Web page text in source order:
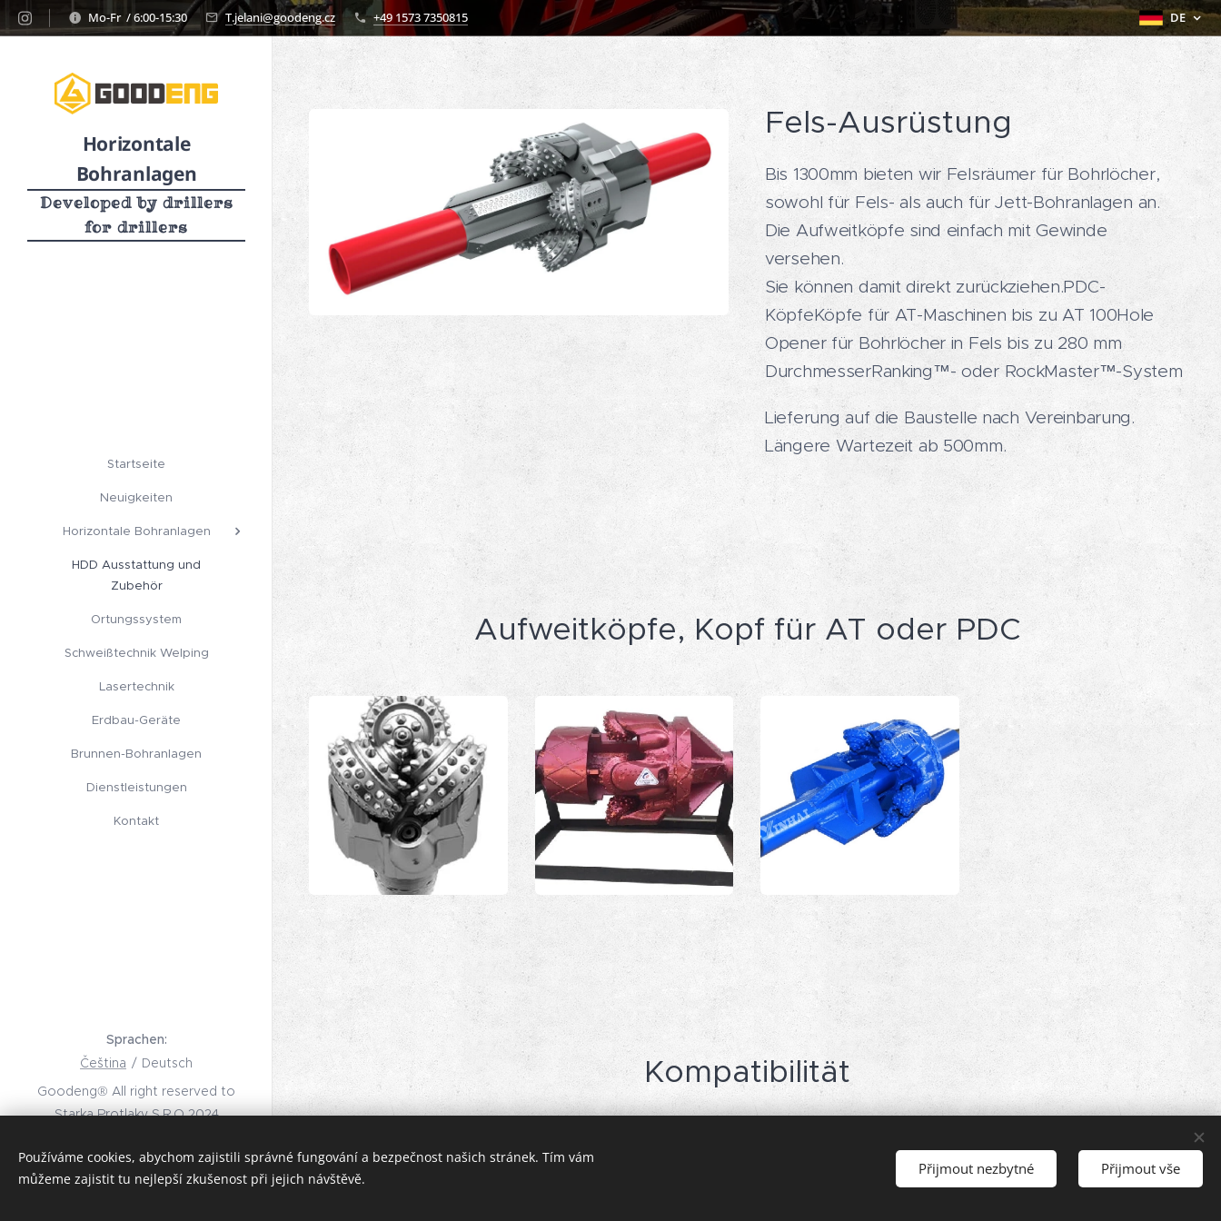
Mo-Fr / 6:00-15:30 T.jelani@goodeng.cz +49 1573 7350815 DE
Horizontale
Bohranlagen
Developed by drillers
for drillers
Startseite
Neuigkeiten
Horizontale Bohranlagen
HDD Ausstattung und
Zubehör
Ortungssystem
Schweißtechnik Welping
Lasertechnik
Erdbau-Geräte
Brunnen-Bohranlagen
Dienstleistungen
Kontakt
Fels-Ausrüstung
Bis 1300mm bieten wir Felsräumer für Bohrlöcher,
sowohl für Fels- als auch für Jett-Bohranlagen an.
Die Aufweitköpfe sind einfach mit Gewinde
versehen.
Sie können damit direkt zurückziehen.PDC-
KöpfeKöpfe für AT-Maschinen bis zu AT 100Hole
Opener für Bohrlöcher in Fels bis zu 280 mm
DurchmesserRanking™- oder RockMaster™-System
Lieferung auf die Baustelle nach Vereinbarung.
Längere Wartezeit ab 500mm.
Aufweitköpfe, Kopf für AT oder PDC
Kompatibilität
Kompatibel mit allen auf dem Markt befindlichen Bohrgeräten
Goodeng® All right reserved to
Starka Protlaky S.R.O 2024
Entwicklung von UDM
Sprachen
Čeština
Deutsch
Používáme cookies, abychom zajistili správné fungování a bezpečnost našich stránek. Tím vám
můžeme zajistit tu nejlepší zkušenost při jejich návštěvě.
Přijmout nezbytné Přijmout vše